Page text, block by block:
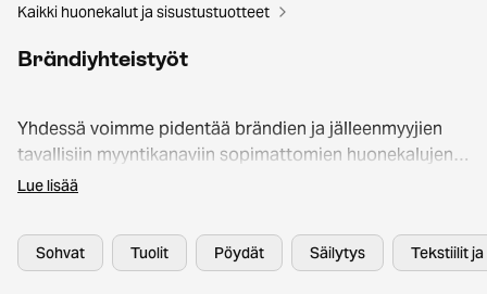
Kaikki huonekalut ja sisustustuotteet
Brändiyhteistyöt
Yhdessä voimme pidentää brändien ja jälleenmyyjien
tavallisiin myyntikanaviin sopimattomien huonekalujen
elämää. Kyseessä on käyttämättömiä palautuksia,
arkistolöytöjä. Sama huonekalu, parempi hinta.
Lue lisää
Sohvat Tuolit Pöydät Säilytys Tekstiilit